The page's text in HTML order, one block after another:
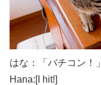
はな：「バチコン！」
Hana:[I hit!]